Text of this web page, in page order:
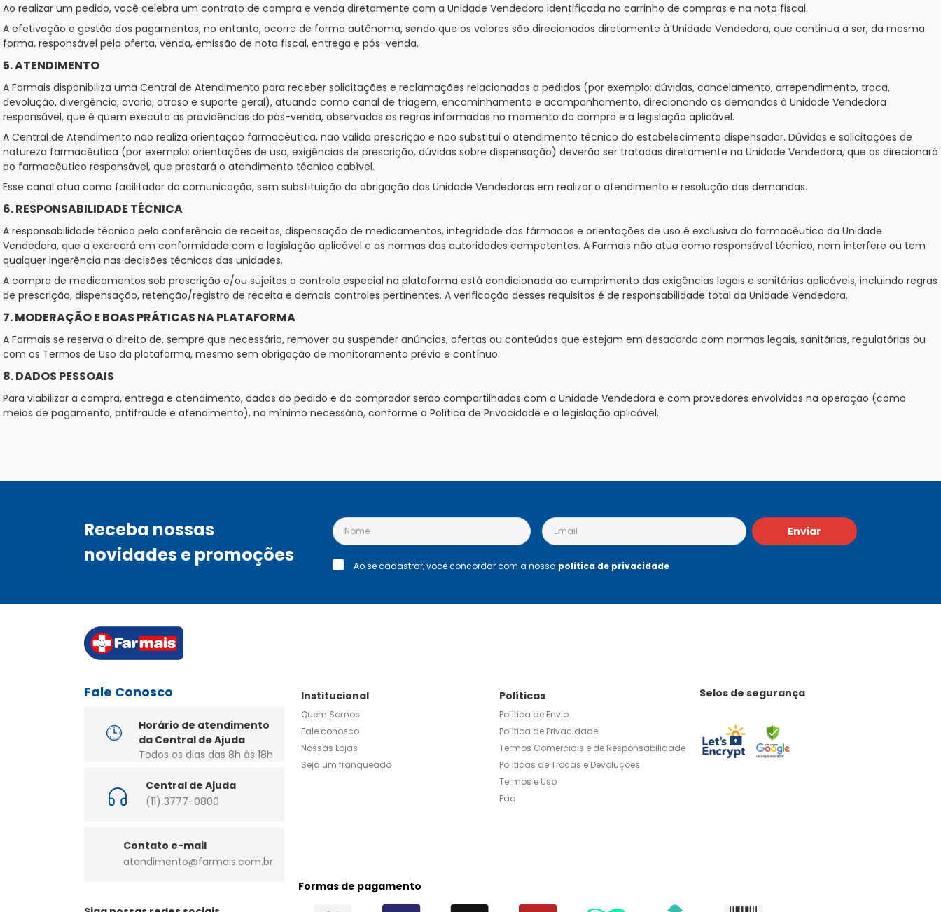
Ao realizar um pedido, você celebra um contrato de compra e venda diretamente com a Unidade Vendedora identificada no carrinho de compras e na nota fiscal.
A efetivação e gestão dos pagamentos, no entanto, ocorre de forma autônoma, sendo que os valores são direcionados diretamente à Unidade Vendedora, que continua a ser, da mesma
forma, responsável pela oferta, venda, emissão de nota fiscal, entrega e pós-venda.
5. ATENDIMENTO
A Farmais disponibiliza uma Central de Atendimento para receber solicitações e reclamações relacionadas a pedidos (por exemplo: dúvidas, cancelamento, arrependimento, troca,
devolução, divergência, avaria, atraso e suporte geral), atuando como canal de triagem, encaminhamento e acompanhamento, direcionando as demandas à Unidade Vendedora
responsável, que é quem executa as providências do pós-venda, observadas as regras informadas no momento da compra e a legislação aplicável.
A Central de Atendimento não realiza orientação farmacêutica, não valida prescrição e não substitui o atendimento técnico do estabelecimento dispensador. Dúvidas e solicitações de
natureza farmacêutica (por exemplo: orientações de uso, exigências de prescrição, dúvidas sobre dispensação) deverão ser tratadas diretamente na Unidade Vendedora, que as direcionará
ao farmacêutico responsável, que prestará o atendimento técnico cabível.
Esse canal atua como facilitador da comunicação, sem substituição da obrigação das Unidade Vendedoras em realizar o atendimento e resolução das demandas.
6. RESPONSABILIDADE TÉCNICA
A responsabilidade técnica pela conferência de receitas, dispensação de medicamentos, integridade dos fármacos e orientações de uso é exclusiva do farmacêutico da Unidade
Vendedora, que a exercerá em conformidade com a legislação aplicável e as normas das autoridades competentes. A Farmais não atua como responsável técnico, nem interfere ou tem
qualquer ingerência nas decisões técnicas das unidades.
A compra de medicamentos sob prescrição e/ou sujeitos a controle especial na plataforma está condicionada ao cumprimento das exigências legais e sanitárias aplicáveis, incluindo regras
de prescrição, dispensação, retenção/registro de receita e demais controles pertinentes. A verificação desses requisitos é de responsabilidade total da Unidade Vendedora.
7. MODERAÇÃO E BOAS PRÁTICAS NA PLATAFORMA
A Farmais se reserva o direito de, sempre que necessário, remover ou suspender anúncios, ofertas ou conteúdos que estejam em desacordo com normas legais, sanitárias, regulatórias ou
com os Termos de Uso da plataforma, mesmo sem obrigação de monitoramento prévio e contínuo.
8. DADOS PESSOAIS
Para viabilizar a compra, entrega e atendimento, dados do pedido e do comprador serão compartilhados com a Unidade Vendedora e com provedores envolvidos na operação (como
meios de pagamento, antifraude e atendimento), no mínimo necessário, conforme a Política de Privacidade e a legislação aplicável.
Receba nossas
novidades e promoções
Enviar
Ao se cadastrar, você concordar com a nossa política de privacidade
Fale Conosco
Horário de atendimento
da Central de Ajuda
Todos os dias das 8h às 18h
Central de Ajuda
(11) 3777-0800
Contato e-mail
atendimento@farmais.com.br
Institucional
Quem Somos
Fale conosco
Nossas Lojas
Seja um franqueado
Políticas
Política de Envio
Política de Privacidade
Termos Comerciais e de Responsabilidade
Políticas de Trocas e Devoluções
Termos e Uso
Faq
Selos de segurança
Formas de pagamento